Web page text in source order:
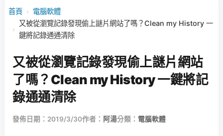
首頁 › 電腦軟體
›
又被從瀏覽記錄發現偷上謎片網站了嗎？Clean my History 一
鍵將記錄通通清除
又被從瀏覽記錄發現偷上謎片網站
了嗎？Clean my History 一鍵將記
錄通通清除
發佈日期：2019/3/30作者： 阿湯分類： 電腦軟體